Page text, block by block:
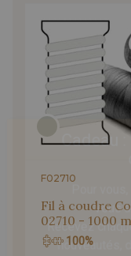
Y25 - Vahiné Fluo
F02710
Fil à coudre
02710 - 1000 m
100%
Pour vous,
Vous
Recevez